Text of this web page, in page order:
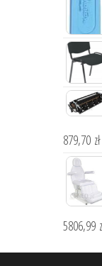
879,70 zł
5806,99